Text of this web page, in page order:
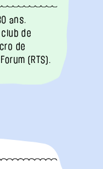
ans.
de
de
(RTS).